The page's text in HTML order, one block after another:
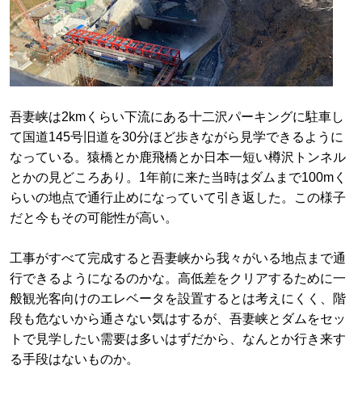
吾妻峡は2kmくらい下流にある十二沢パーキングに駐車し
て国道145号旧道を30分ほど歩きながら見学できるように
なっている。猿橋とか鹿飛橋とか日本一短い樽沢トンネル
とかの見どころあり。1年前に来た当時はダムまで100mく
らいの地点で通行止めになっていて引き返した。この様子
だと今もその可能性が高い。
工事がすべて完成すると吾妻峡から我々がいる地点まで通
行できるようになるのかな。高低差をクリアするために一
般観光客向けのエレベータを設置するとは考えにくく、階
段も危ないから通さない気はするが、吾妻峡とダムをセッ
トで見学したい需要は多いはずだから、なんとか行き来す
る手段はないものか。